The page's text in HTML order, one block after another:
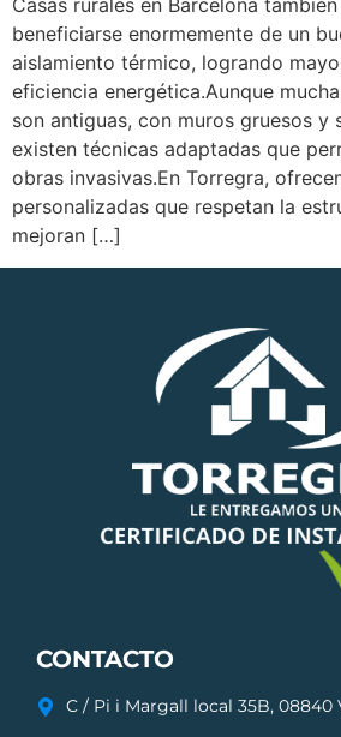
Casas rurales en Barcelona
beneficiarse enormemente de un
aislamiento térmico, logrando
eficiencia energética.Aunque
son antiguas, con muros gruesos y
existen técnicas adaptadas que
obras invasivas.En Torregra,
personalizadas que respetan la
mejoran […]
CONTACTO
C / Pi i Margall local 35B, 08840